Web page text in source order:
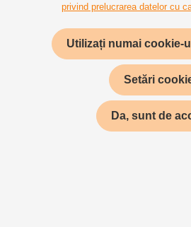
UN INSTRUMENT DE
EFICIENT
Datorită flexibilității mari a
managementului simplu,
ridicat de vizibilitate, soluțiile
sursă dinamică de informare,
care întregește comunicarea
privind prelucrarea datelor cu
Utilizați numai cookie-
Setări
Da, sunt de